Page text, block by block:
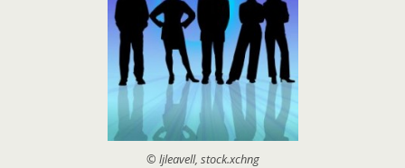
© ljleavell, stock.xchng